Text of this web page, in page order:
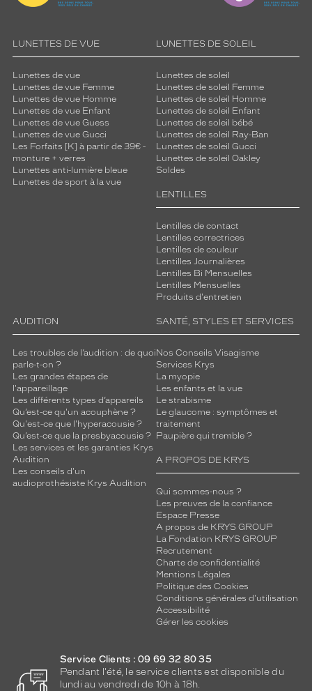
LUNETTES DE VUE
Lunettes de vue
Lunettes de vue Femme
Lunettes de vue Homme
Lunettes de vue Enfant
Lunettes de vue Guess
Lunettes de vue Gucci
Les Forfaits [K] à partir de 39€ -
monture + verres
Lunettes anti-lumière bleue
Lunettes de sport à la vue
LUNETTES DE SOLEIL
Lunettes de soleil
Lunettes de soleil Femme
Lunettes de soleil Homme
Lunettes de soleil Enfant
Lunettes de soleil bébé
Lunettes de soleil Ray-Ban
Lunettes de soleil Gucci
Lunettes de soleil Oakley
Soldes
LENTILLES
Lentilles de contact
Lentilles correctrices
Lentilles de couleur
Lentilles Journalières
Lentilles Bi Mensuelles
Lentilles Mensuelles
Produits d'entretien
AUDITION
Les troubles de l’audition : de quoi
parle-t-on ?
Les grandes étapes de
l'appareillage
Les différents types d’appareils
Qu’est-ce qu'un acouphène ?
Qu'est-ce que l'hyperacousie ?
Qu’est-ce que la presbyacousie ?
Les services et les garanties Krys
Audition
Les conseils d'un
audioprothésiste Krys Audition
SANTÉ, STYLES ET SERVICES
Nos Conseils Visagisme
Services Krys
La myopie
Les enfants et la vue
Le strabisme
Le glaucome : symptômes et
traitement
Paupière qui tremble ?
A PROPOS DE KRYS
Qui sommes-nous ?
Les preuves de la confiance
Espace Presse
A propos de KRYS GROUP
La Fondation KRYS GROUP
Recrutement
Charte de confidentialité
Mentions Légales
Politique des Cookies
Conditions générales d'utilisation
Accessibilité
Gérer les cookies
Service Clients : 09 69 32 80 35
Pendant l'été, le service clients est disponible du
lundi au vendredi de 10h à 18h.